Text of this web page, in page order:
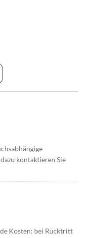
kontaktieren Sie
Kosten: bei Rücktritt